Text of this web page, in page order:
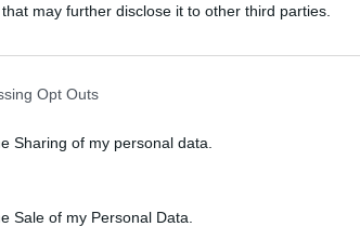
that may further disclose it to other third parties.
Opt Outs
Sharing of my personal data.
Sale of my Personal Data.